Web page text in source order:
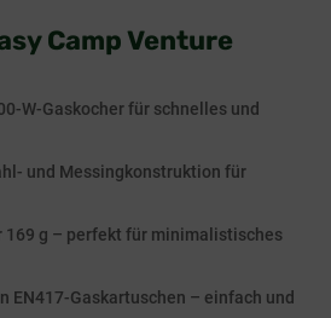
Camp Venture
W-Gaskocher für schnelles und
und Messingkonstruktion für
169 g – perfekt für minimalistisches
EN417-Gaskartuschen – einfach und